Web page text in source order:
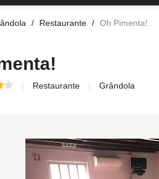
Restaurante Oh Pimenta!
Restaurante Grândola